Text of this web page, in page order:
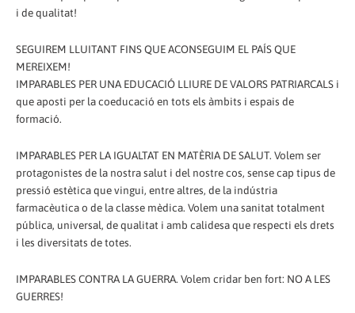
i de qualitat!
SEGUIREM LLUITANT FINS QUE ACONSEGUIM EL PAÍS QUE
MEREIXEM!
IMPARABLES PER UNA EDUCACIÓ LLIURE DE VALORS PATRIARCALS i
que aposti per la coeducació en tots els àmbits i espais de
formació.
IMPARABLES PER LA IGUALTAT EN MATÈRIA DE SALUT. Volem ser
protagonistes de la nostra salut i del nostre cos, sense cap tipus de
pressió estètica que vingui, entre altres, de la indústria
farmacèutica o de la classe mèdica. Volem una sanitat totalment
pública, universal, de qualitat i amb calidesa que respecti els drets
i les diversitats de totes.
IMPARABLES CONTRA LA GUERRA. Volem cridar ben fort: NO A LES
GUERRES!